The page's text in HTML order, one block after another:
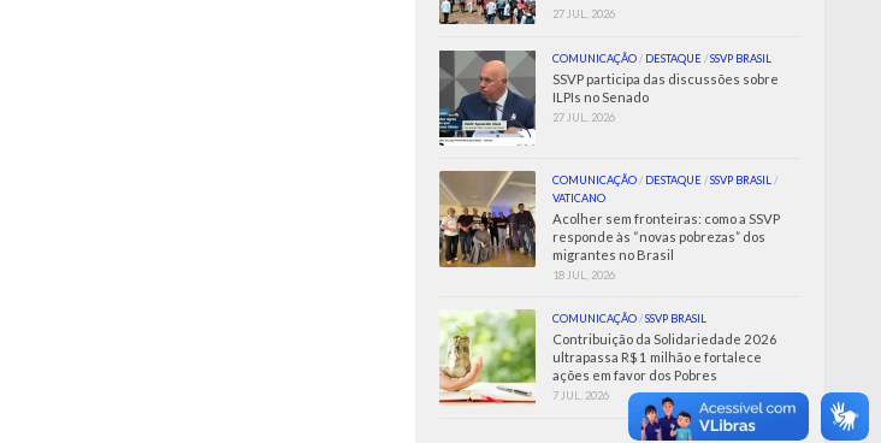
27 JUL, 2026
COMUNICAÇÃO/ DESTAQUE /SSVP BRASIL
SSVP participa das discussões sobre
ILPIs no Senado
27 JUL, 2026
COMUNICAÇÃO/ DESTAQUE /SSVP BRASIL/
VATICANO
Acolher sem fronteiras: como a SSVP
responde às “novas pobrezas” dos
migrantes no Brasil
18 JUL, 2026
COMUNICAÇÃO/SSVP BRASIL
Contribuição da Solidariedade 2026
ultrapassa R$ 1 milhão e fortalece
ações em favor dos Pobres
7 JUL, 2026